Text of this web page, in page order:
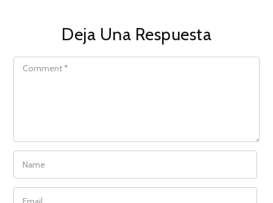
Deja Una Respuesta
COMMENT
NAME
EMAIL